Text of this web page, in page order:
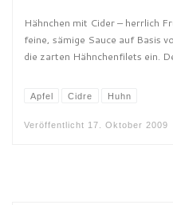
Hähnchen mit Cider – herrlich
feine, sämige Sauce auf Basis
die zarten Hähnchenfilets ein.
Apfel Cidre Huhn
Veröffentlicht 17. Oktober 2009